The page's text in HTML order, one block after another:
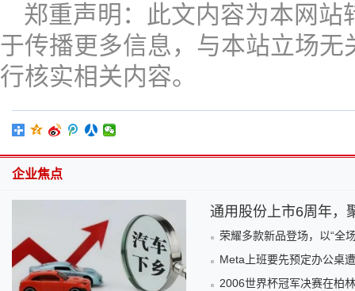
郑重声明：此文内容为本网
于传播更多信息，与本站立场
行核实相关内容。
企业焦点
通用股份上市6周年，
荣耀多款新品登场，以“全
Meta上班要先预定办公桌
2006世界杯冠军决赛在柏